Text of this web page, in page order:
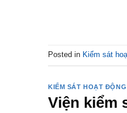
Posted in Kiểm sát
KIỂM SÁT HOẠT
Viện kiểm